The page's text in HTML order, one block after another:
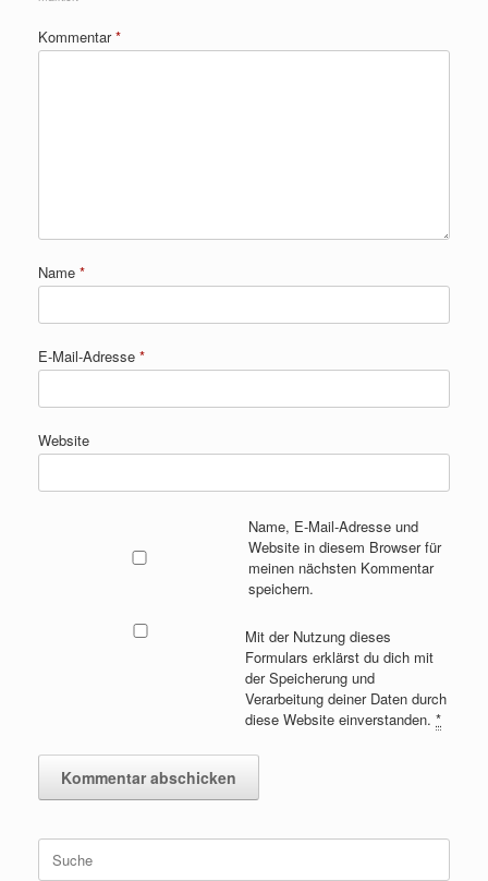
Kommentar*
Name *
E-Mail-Adresse *
Website
Name, E-Mail-Adresse und
Website in diesem Browser für
meinen nächsten Kommentar
speichern.
Mit der Nutzung dieses
Formulars erklärst du dich mit
der Speicherung und
Verarbeitung deiner Daten durch
diese Website einverstanden. *
Suche
nach: